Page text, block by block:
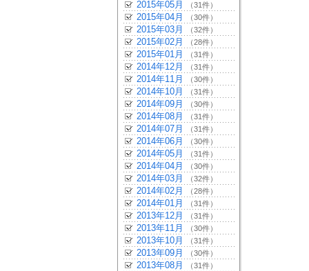
2015年05月 （31件）
2015年04月 （30件）
2015年03月 （32件）
2015年02月 （28件）
2015年01月 （31件）
2014年12月 （31件）
2014年11月 （30件）
2014年10月 （31件）
2014年09月 （30件）
2014年08月 （31件）
2014年07月 （31件）
2014年06月 （30件）
2014年05月 （31件）
2014年04月 （30件）
2014年03月 （32件）
2014年02月 （28件）
2014年01月 （31件）
2013年12月 （31件）
2013年11月 （30件）
2013年10月 （31件）
2013年09月 （30件）
2013年08月 （31件）